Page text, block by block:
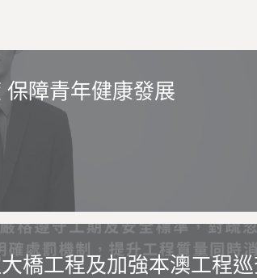
障青年健康發展
橋工程及加強本澳工程巡